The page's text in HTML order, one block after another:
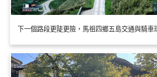
下一個路段更陡更險，馬祖四鄉五島交通與騎車